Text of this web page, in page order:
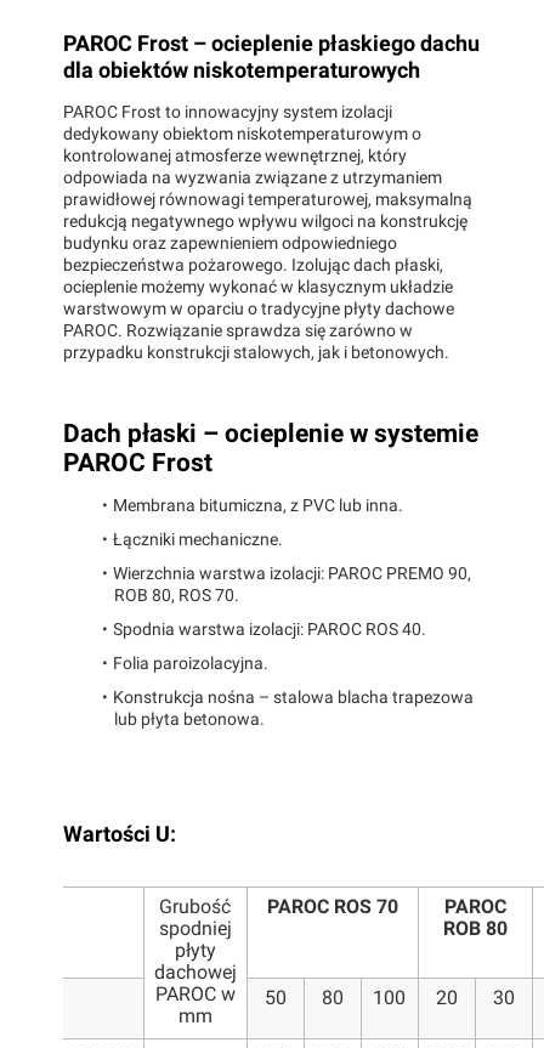
PAROC Frost – ocieplenie płaskiego dachu
dla obiektów niskotemperaturowych
PAROC Frost to innowacyjny system izolacji
dedykowany obiektom niskotemperaturowym o
kontrolowanej atmosferze wewnętrznej, który
odpowiada na wyzwania związane z utrzymaniem
prawidłowej równowagi temperaturowej, maksymalną
redukcją negatywnego wpływu wilgoci na konstrukcję
budynku oraz zapewnieniem odpowiedniego
bezpieczeństwa pożarowego. Izolując dach płaski,
ocieplenie możemy wykonać w klasycznym układzie
warstwowym w oparciu o tradycyjne płyty dachowe
PAROC. Rozwiązanie sprawdza się zarówno w
przypadku konstrukcji stalowych, jak i betonowych.
Dach płaski – ocieplenie w systemie
PAROC Frost
Membrana bitumiczna, z PVC lub inna.
Łączniki mechaniczne.
Wierzchnia warstwa izolacji: PAROC PREMO 90,
ROB 80, ROS 70.
Spodnia warstwa izolacji: PAROC ROS 40.
Folia paroizolacyjna.
Konstrukcja nośna – stalowa blacha trapezowa
lub płyta betonowa.
Wartości U:
Grubość
spodniej
płyty
dachowej
PAROC w
mm
PAROC ROS 70
PAROC
ROB 80
50 80 100 20 30